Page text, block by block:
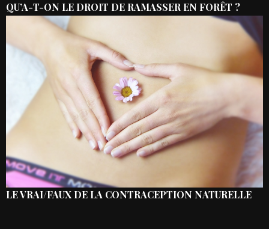
QU’A-T-ON LE DROIT DE RAMASSER EN FORÊT ?
LE VRAI/FAUX DE LA CONTRACEPTION NATURELLE